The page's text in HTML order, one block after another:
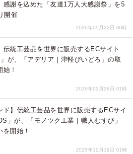
感謝を込めた「友達1万人大感謝祭」を5
開催
2026年05月22日 00時
伝統工芸品を世界に販売するECサイト
」が、「アデリア｜津軽びいどろ」の取
始！
2026年02月26日 01時
ド】伝統工芸品を世界に販売するECサイ
」が、「モノツク工業｜職人むすび」
を開始！
2025年12月19日 01時